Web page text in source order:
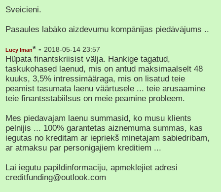
Sveicieni.
Pasaules labāko aizdevumu kompānijas piedāvājums ..
Lucy Iman* - 2018-05-14 23:57
Hüpata finantskriisist välja. Hankige tagatud,
taskukohased laenud, mis on antud maksimaalselt 48
kuuks, 3,5% intressimääraga, mis on lisatud teie
peamist tasumata laenu väärtusele ... teie arusaamine
teie finantsstabiilsus on meie peamine probleem.
Mes piedavajam laenu summasid, ko musu klients
pelnijis ... 100% garantetas aiznemuma summas, kas
iegutas no kreditam ar iepriekš minetajam sabiedribam,
ar atmaksu par personigajiem kreditiem ...
Lai iegutu papildinformaciju, apmeklejiet adresi
creditfunding@outlook.com